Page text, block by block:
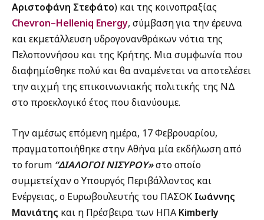
Αριστοφάνη Στεφάτο) και της κοινοπραξίας
Chevron–Helleniq Energy, σύμβαση για την έρευνα
και εκμετάλλευση υδρογονανθράκων νότια της
Πελοποννήσου και της Κρήτης. Μια συμφωνία που
διαφημίσθηκε πολύ και θα αναμένεται να αποτελέσει
την αιχμή της επικοινωνιακής πολιτικής της ΝΔ
στο προεκλογικό έτος που διανύουμε.
Την αμέσως επόμενη ημέρα, 17 Φεβρουαρίου,
πραγματοποιήθηκε στην Αθήνα μία εκδήλωση από
το forum “ΔΙΑΛΟΓΟΙ ΝΙΣΥΡΟΥ»στο οποίο
συμμετείχαν ο Υπουργός Περιβάλλοντος και
Ενέργειας, ο Ευρωβουλευτής του ΠΑΣΟΚ Ιωάννης
Μανιάτης και η Πρέσβειρα των ΗΠΑ Kimberly